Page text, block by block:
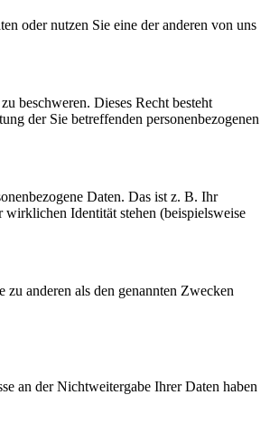
oder nutzen Sie eine der anderen von uns
beschweren. Dieses Recht besteht
der Sie betreffenden personenbezogenen
Daten. Das ist z. B. Ihr
Identität stehen (beispielsweise
anderen als den genannten Zwecken
an der Nichtweitergabe Ihrer Daten haben